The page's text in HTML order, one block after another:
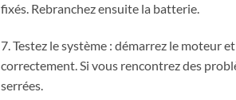
fixés. Rebranchez ensuite la batterie.
7. Testez le système : démarrez le moteur
correctement. Si vous rencontrez des
serrées.